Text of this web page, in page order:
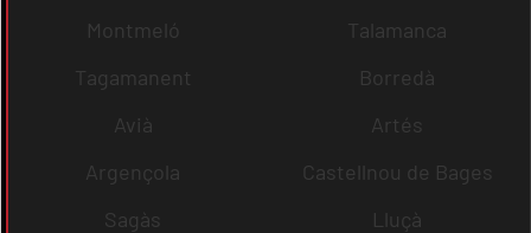
Montmeló
Talamanca
Tagamanent
Borredà
Avià
Artés
Argençola
Castellnou de Bages
Sagàs
Lluçà